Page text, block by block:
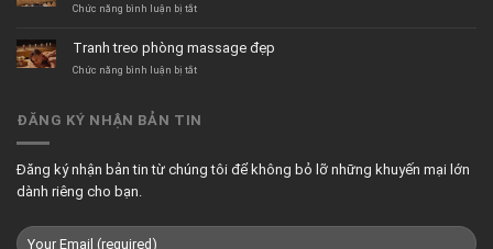
đại
cafe
Chức năng bình luận bị tắtở
treo
quán
Tranh treo phòng massage đẹp
Chức năng bình luận bị tắtở
phòng
ĐĂNG KÝ NHẬN BẢN TIN
Đăng ký nhận bản tin từ chúng tôi để không bỏ lỡ những khuyến mại lớn
dành riêng cho bạn.